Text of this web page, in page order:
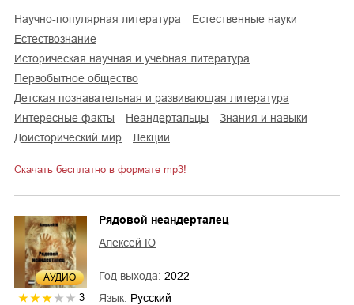
научно-популярная литература
естественные науки
естествознание
историческая научная и учебная литература
первобытное общество
детская познавательная и развивающая литература
интересные факты
неандертальцы
знания и навыки
доисторический мир
лекции
Скачать бесплатно в формате mp3!
AУДИО
3
Рядовой неандерталец
Алексей Ю
Год выхода: 2022
Язык: Русский